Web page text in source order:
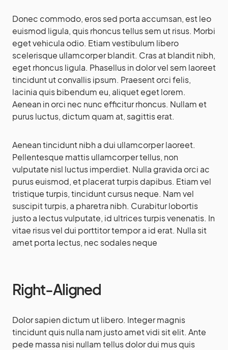
Donec commodo, eros sed porta accumsan, est leo
euismod ligula, quis rhoncus tellus sem ut risus. Morbi
eget vehicula odio. Etiam vestibulum libero
scelerisque ullamcorper blandit. Cras at blandit nibh,
eget rhoncus ligula. Phasellus in dolor vel sem laoreet
tincidunt ut convallis ipsum. Praesent orci felis,
lacinia quis bibendum eu, aliquet eget lorem.
Aenean in orci nec nunc efficitur rhoncus. Nullam et
purus luctus, dictum quam at, sagittis erat.
Aenean tincidunt nibh a dui ullamcorper laoreet.
Pellentesque mattis ullamcorper tellus, non
vulputate nisl luctus imperdiet. Nulla gravida orci ac
purus euismod, et placerat turpis dapibus. Etiam vel
tristique turpis, tincidunt cursus neque. Nam vel
suscipit turpis, a pharetra nibh. Curabitur lobortis
justo a lectus vulputate, id ultrices turpis venenatis. In
vitae risus vel dui porttitor tempor a id erat. Nulla sit
amet porta lectus, nec sodales neque
Right-Aligned
Dolor sapien dictum ut libero. Integer magnis
tincidunt quis nulla nam justo amet vidi sit elit. Ante
pede massa nisi nullam tellus dolor dui mus quis